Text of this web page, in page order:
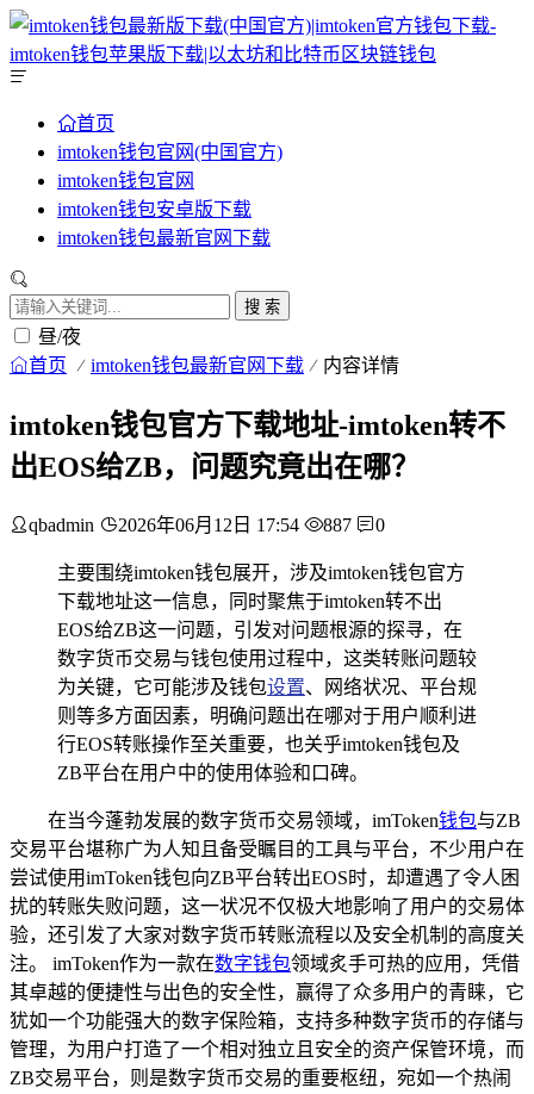
首页
imtoken钱包官网(中国官方)
imtoken钱包官网
imtoken钱包安卓版下载
imtoken钱包最新官网下载
搜 索
昼/夜
首页 imtoken钱包最新官网下载 内容详情
imtoken钱包官方下载地址-imtoken转不
出EOS给ZB，问题究竟出在哪？
qbadmin 2026年06月12日 17:54 887 0
主要围绕imtoken钱包展开，涉及imtoken钱包官方
下载地址这一信息，同时聚焦于imtoken转不出
EOS给ZB这一问题，引发对问题根源的探寻，在
数字货币交易与钱包使用过程中，这类转账问题较
为关键，它可能涉及钱包设置、网络状况、平台规
则等多方面因素，明确问题出在哪对于用户顺利进
行EOS转账操作至关重要，也关乎imtoken钱包及
ZB平台在用户中的使用体验和口碑。
在当今蓬勃发展的数字货币交易领域，imToken钱包与ZB
交易平台堪称广为人知且备受瞩目的工具与平台，不少用户在
尝试使用imToken钱包向ZB平台转出EOS时，却遭遇了令人困
扰的转账失败问题，这一状况不仅极大地影响了用户的交易体
验，还引发了大家对数字货币转账流程以及安全机制的高度关
注。 imToken作为一款在数字钱包领域炙手可热的应用，凭借
其卓越的便捷性与出色的安全性，赢得了众多用户的青睐，它
犹如一个功能强大的数字保险箱，支持多种数字货币的存储与
管理，为用户打造了一个相对独立且安全的资产保管环境，而
ZB交易平台，则是数字货币交易的重要枢纽，宛如一个热闹